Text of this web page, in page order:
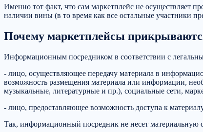
Именно тот факт, что сам маркетплейс не осуществляет
наличии вины (в то время как все остальные участники
Почему маркетплейсы
Информационным посредником в соответствии с
- лицо, осуществляющее передачу материала в
возможность размещения материала или информации,
музыкальные, литературные и пр.), социальные сети,
- лицо, предоставляющее возможность доступа к
Так, информационный посредник не несет материальную